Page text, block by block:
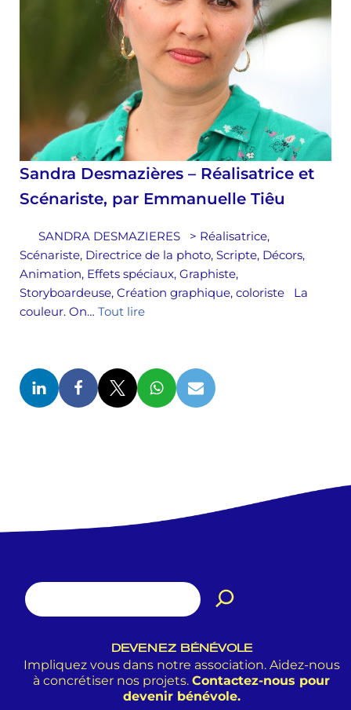
Sandra Desmazières – Réalisatrice et
Scénariste, par Emmanuelle Tiêu
SANDRA DESMAZIERES > Réalisatrice,
Scénariste, Directrice de la photo, Scripte, Décors,
Animation, Effets spéciaux, Graphiste,
Storyboardeuse, Création graphique, coloriste La
couleur. On… Tout lire
DEVENEZ BÉNÉVOLE
Impliquez vous dans notre association. Aidez-nous
à concrétiser nos projets. Contactez-nous pour
devenir bénévole.